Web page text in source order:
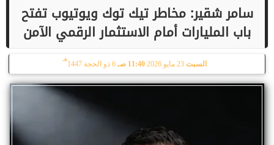
سامر شقير: مخاطر تيك توك ويوتيوب تفتح
باب المليارات أمام الاستثمار الرقمي الآمن
السبت 11:40 صـ 6 ذو الحجة 1447
هـ